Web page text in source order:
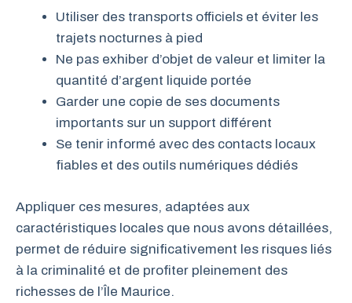
Utiliser des transports officiels et éviter les
trajets nocturnes à pied
Ne pas exhiber d’objet de valeur et limiter la
quantité d’argent liquide portée
Garder une copie de ses documents
importants sur un support différent
Se tenir informé avec des contacts locaux
fiables et des outils numériques dédiés
Appliquer ces mesures, adaptées aux
caractéristiques locales que nous avons détaillées,
permet de réduire significativement les risques liés
à la criminalité et de profiter pleinement des
richesses de l’Île Maurice.